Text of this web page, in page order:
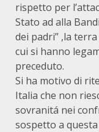
rispetto per
Stato ad alla
dei padri” ,la
cui si hanno
preceduto.
Si ha motivo di
Italia che non
sovranitá nei
sospetto a